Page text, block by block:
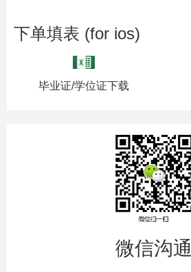
下单填表 (for ios)
毕业证/学位证下载
微信沟通